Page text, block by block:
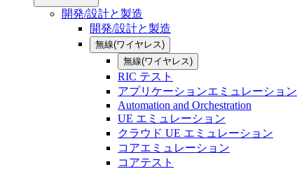
開発/設計と製造
開発/設計と製造
無線(ワイヤレス)
無線(ワイヤレス)
RIC テスト
アプリケーションエミュレーション
Automation and Orchestration
UE エミュレーション
クラウド UE エミュレーション
コアエミュレーション
コアテスト